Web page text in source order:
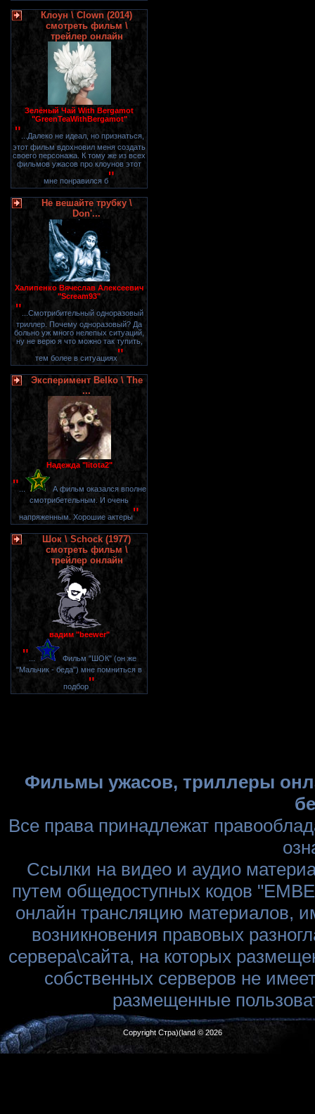
Клоун \ Clown (2014)
смотреть фильм \
трейлер онлайн
Зелёный Чай With Bergamot
"GreenTeaWithBergamot"
" ...Далеко не идеал, но признаться,
этот фильм вдохновил меня создать
своего персонажа. К тому же из всех
фильмов ужасов про клоунов этот
мне понравился б"
Не вешайте трубку \
Don'...
Халипенко Вячеслав Алексеевич
"Scream93"
" ...Смотрибительный одноразовый
триллер. Почему одноразовый? Да
больно уж много нелепых ситуаций,
ну не верю я что можно так тупить,
тем более в ситуациях"
Эксперимент Belko \ The
...
Надежда "litota2"
"
А фильм оказался вполне
смотрибетельным. И очень
напряженным. Хорошие актеры"
Шок \ Schock (1977)
смотреть фильм \
трейлер онлайн
вадим "beewer"
"
Фильм "ШОК" (он же
"Мальчик - беда") мне помниться в
подбор"
Фильмы ужасов, триллеры
Все права принадлежат
Ссылки на видео и аудио
путем общедоступных кодов
онлайн трансляцию материалов,
возникновения правовых
сервера\сайта, на которых
собственных серверов не
размещенные
Copyright Стра)(land © 2026